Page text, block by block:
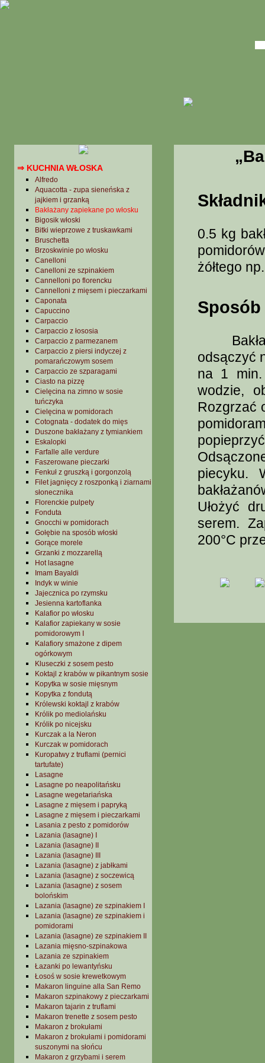
→ Kuchnia węgierska
→ Kuchnia wietnamska
⇒ KUCHNIA WŁOSKA
Alfredo
Aquacotta - zupa sieneńska z
jajkiem i grzanką
Bakłażany zapiekane po włosku
Bigosik włoski
Bitki wieprzowe z truskawkami
Bruschetta
Brzoskwinie po włosku
Canelloni
Canelloni ze szpinakiem
Cannelloni po florencku
Cannelloni z mięsem i pieczarkami
Caponata
Capuccino
Carpaccio
Carpaccio z łososia
Carpaccio z parmezanem
Carpaccio z piersi indyczej z
pomarańczowym sosem
Carpaccio ze szparagami
Ciasto na pizzę
Cielęcina na zimno w sosie
tuńczyka
Cielęcina w pomidorach
Cotognata - dodatek do mięs
Duszone bakłażany z tymiankiem
Eskalopki
Farfalle alle verdure
Faszerowane pieczarki
Fenkuł z gruszką i gorgonzolą
Filet jagnięcy z roszponką i ziarnami
słonecznika
Florenckie pulpety
Fonduta
Gnocchi w pomidorach
Gołębie na sposób włoski
Gorące morele
Grzanki z mozzarellą
Hot lasagne
Imam Bayaldi
Indyk w winie
Jajecznica po rzymsku
Jesienna kartoflanka
Kalafior po włosku
Kalafior zapiekany w sosie
pomidorowym I
Kalafiory smażone z dipem
ogórkowym
Kluseczki z sosem pesto
Koktajl z krabów w pikantnym sosie
Kopytka w sosie mięsnym
Kopytka z fondutą
Królewski koktajl z krabów
Królik po mediolańsku
Królik po nicejsku
Kurczak a la Neron
Kurczak w pomidorach
Kuropatwy z truflami (pernici
tartufate)
Lasagne
Lasagne po neapolitańsku
Lasagne wegetariańska
Lasagne z mięsem i papryką
Lasagne z mięsem i pieczarkami
Lasania z pesto z pomidorów
Lazania (lasagne) I
Lazania (lasagne) II
Lazania (lasagne) III
Lazania (lasagne) z jabłkami
Lazania (lasagne) z soczewicą
Lazania (lasagne) z sosem
bolońskim
Lazania (lasagne) ze szpinakiem I
Lazania (lasagne) ze szpinakiem i
pomidorami
Lazania (lasagne) ze szpinakiem II
Lazania mięsno-szpinakowa
Lazania ze szpinakiem
Łazanki po lewantyńsku
Łosoś w sosie krewetkowym
Makaron linguine alla San Remo
Makaron szpinakowy z pieczarkami
Makaron tajarin z truflami
Makaron trenette z sosem pesto
Makaron z brokułami
Makaron z brokułami i pomidorami
suszonymi na słońcu
Makaron z grzybami i serem
0.5 kg
żółtego
odsączyć
na 1 min.
wodzie,
Rozgrzać
piecyku.
Ułożyć
serem.
200°C